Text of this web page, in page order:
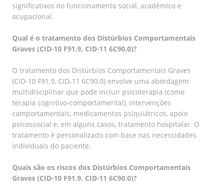
significativos no funcionamento social, acadêmico e
ocupacional.
Qual é o tratamento dos Distúrbios Comportamentais
Graves (CID-10 F91.9, CID-11 6C90.0)?
O tratamento dos Distúrbios Comportamentais Graves
(CID-10 F91.9, CID-11 6C90.0) envolve uma abordagem
multidisciplinar que pode incluir psicoterapia (como
terapia cognitivo-comportamental), intervenções
comportamentais, medicamentos psiquiátricos, apoio
psicossocial e, em alguns casos, tratamento hospitalar. O
tratamento é personalizado com base nas necessidades
individuais do paciente.
Quais são os riscos dos Distúrbios Comportamentais
Graves (CID-10 F91.9, CID-11 6C90.0)?